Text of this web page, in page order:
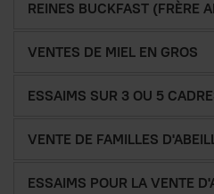
REINES BUCKFAST (FRÈRE
VENTES DE MIEL EN GROS
ESSAIMS SUR 3 OU 5
VENTE DE FAMILLES
ESSAIMS POUR LA VENTE